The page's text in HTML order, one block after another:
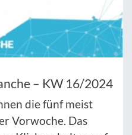
– KW 16/2024
die fünf meist
Vorwoche. Das